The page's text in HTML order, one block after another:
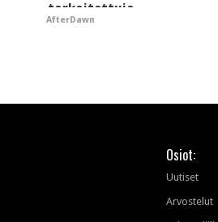
tarkoitettuja
mainoksia - vaikuttaa
AfterDawn
Osiot:
Uutiset
Arvostelut